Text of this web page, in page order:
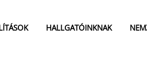
HALLGATÓINKNAK